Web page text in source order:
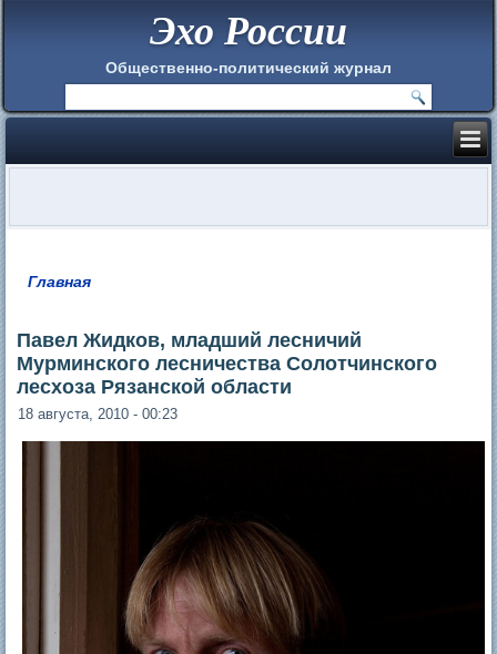
Эхо России
Общественно-политический журнал
Главная
Павел Жидков, младший лесничий
Мурминского лесничества Солотчинского
лесхоза Рязанской области
18 августа, 2010 - 00:23